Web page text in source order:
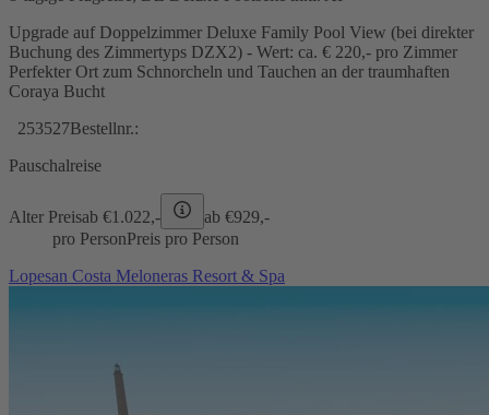
Upgrade auf Doppelzimmer Deluxe Family Pool View (bei direkter
Buchung des Zimmertyps DZX2) - Wert: ca. € 220,- pro Zimmer
Perfekter Ort zum Schnorcheln und Tauchen an der traumhaften
Coraya Bucht
253527Bestellnr.:
Pauschalreise
Alter Preisab €1.022,- ab €929,-
pro PersonPreis pro Person
Lopesan Costa Meloneras Resort & Spa